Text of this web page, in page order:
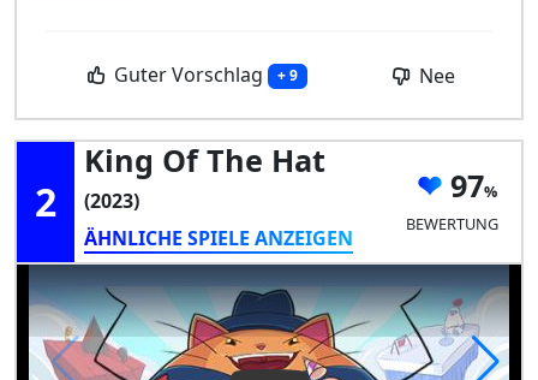
Guter Vorschlag + 9 Nee
2
King Of The Hat
(2023)
ÄHNLICHE SPIELE ANZEIGEN
97
BEWERTUNG